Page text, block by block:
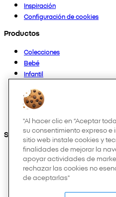
Inspiración
Configuración de cookies
Productos
Colecciones
Bebé
Infantil
Mujer
Hombre
Otros
Síguenos en:
"Al hacer clic en “Aceptar
su consentimiento expreso
sitio web instale cookies y
finalidades de mejorar la
apoyar actividades de
rechazar las cookies no
de aceptarlas"